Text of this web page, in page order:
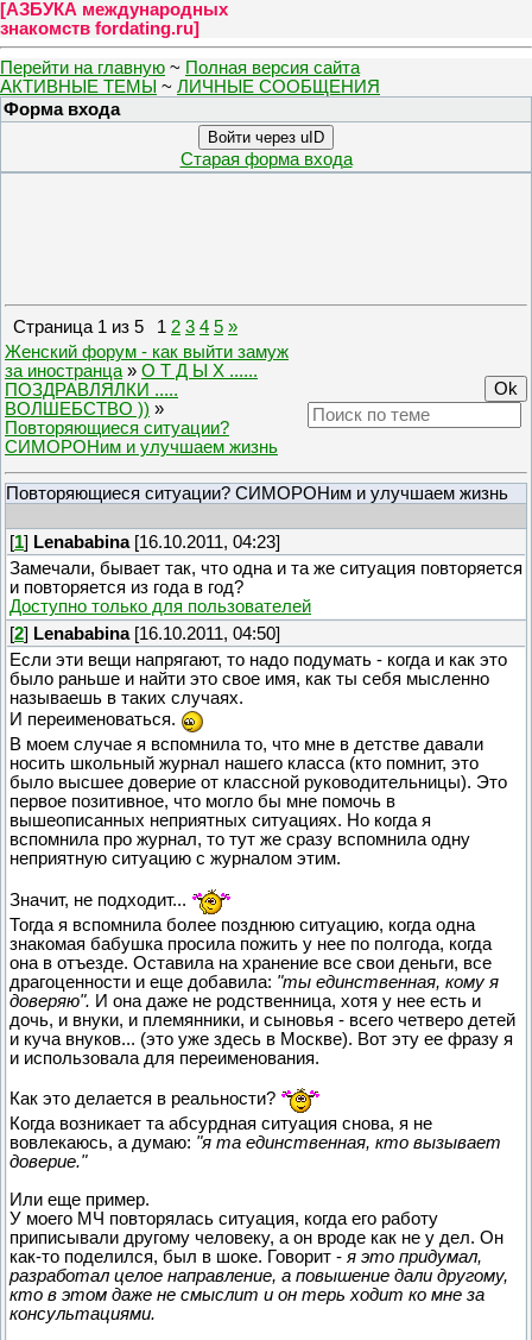
[АЗБУКА международных
знакомств fordating.ru]
Перейти на главную ~ Полная версия сайта
АКТИВНЫЕ ТЕМЫ ~ ЛИЧНЫЕ СООБЩЕНИЯ
Форма входа
Войти через uID
Старая форма входа
Страница 1 из 5 1 2 3 4 5 »
Женский форум - как выйти замуж
за иностранца » О Т Д Ы Х ......
ПОЗДРАВЛЯЛКИ .....
ВОЛШЕБСТВО )) »
Повторяющиеся ситуации?
СИМОРОНим и улучшаем жизнь
Повторяющиеся ситуации? СИМОРОНим и улучшаем жизнь
[1] Lenababina[16.10.2011, 04:23]
Замечали, бывает так, что одна и та же ситуация повторяется
и повторяется из года в год?
Доступно только для пользователей
[2] Lenababina[16.10.2011, 04:50]
Если эти вещи напрягают, то надо подумать - когда и как это
было раньше и найти это свое имя, как ты себя мысленно
называешь в таких случаях.
И переименоваться.
В моем случае я вспомнила то, что мне в детстве давали
носить школьный журнал нашего класса (кто помнит, это
было высшее доверие от классной руководительницы). Это
первое позитивное, что могло бы мне помочь в
вышеописанных неприятных ситуациях. Но когда я
вспомнила про журнал, то тут же сразу вспомнила одну
неприятную ситуацию с журналом этим.
Значит, не подходит...
Тогда я вспомнила более позднюю ситуацию, когда одна
знакомая бабушка просила пожить у нее по полгода, когда
она в отъезде. Оставила на хранение все свои деньги, все
драгоценности и еще добавила: "ты единственная, кому я
доверяю". И она даже не родственница, хотя у нее есть и
дочь, и внуки, и племянники, и сыновья - всего четверо детей
и куча внуков... (это уже здесь в Москве). Вот эту ее фразу я
и использовала для переименования.
Как это делается в реальности?
Когда возникает та абсурдная ситуация снова, я не
вовлекаюсь, а думаю: "я та единственная, кто вызывает
доверие."
Или еще пример.
У моего МЧ повторялась ситуация, когда его работу
приписывали другому человеку, а он вроде как не у дел. Он
как-то поделился, был в шоке. Говорит - я это придумал,
разработал целое направление, а повышение дали другому,
кто в этом даже не смыслит и он терь ходит ко мне за
консультациями.